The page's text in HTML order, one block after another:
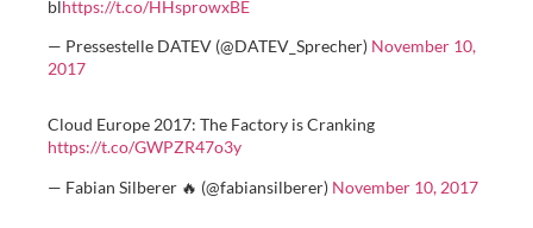
blhttps://t.co/HHsprowxBE
— Pressestelle DATEV (@DATEV_Sprecher) November 10,
2017
Cloud Europe 2017: The Factory is Cranking
https://t.co/GWPZR47o3y
— Fabian Silberer 🔥 (@fabiansilberer) November 10, 2017